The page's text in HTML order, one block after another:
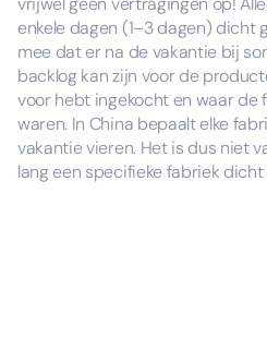
enkele dagen (1–3 dagen) dicht
mee dat er na de vakantie bij
backlog kan zijn voor de
voor hebt ingekocht en waar de
waren. In China bepaalt elke
vakantie vieren. Het is dus niet
lang een specifieke fabriek dicht